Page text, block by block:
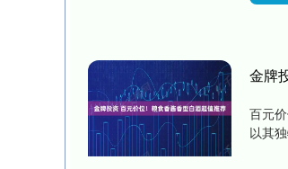
金牌
百元
以其